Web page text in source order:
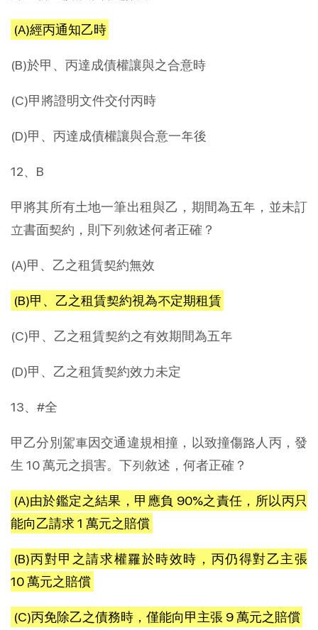
(A)經丙通知乙時
(B)於甲、丙達成債權讓與之合意時
(C)甲將證明文件交付丙時
(D)甲、丙達成債權讓與合意一年後
12、B
甲將其所有土地一筆出租與乙，期間為五年，並未訂
立書面契約，則下列敘述何者正確？
(A)甲、乙之租賃契約無效
(B)甲、乙之租賃契約視為不定期租賃
(C)甲、乙之租賃契約之有效期間為五年
(D)甲、乙之租賃契約效力未定
13、#全
甲乙分別駕車因交通違規相撞，以致撞傷路人丙，發
生 10 萬元之損害。下列敘述，何者正確？
(A)由於鑑定之結果，甲應負 90%之責任，所以丙只
能向乙請求 1 萬元之賠償
(B)丙對甲之請求權罹於時效時，丙仍得對乙主張
10 萬元之賠償
(C)丙免除乙之債務時，僅能向甲主張 9 萬元之賠償